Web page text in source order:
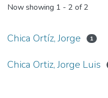
Now showing 1 - 2 of 2
Chica Ortíz, Jorge 1
Chica Ortiz, Jorge Luis